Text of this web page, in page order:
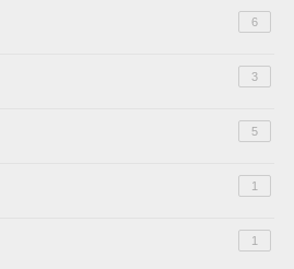
6
3
5
1
1